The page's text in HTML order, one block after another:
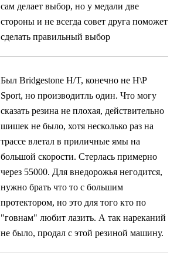
сам делает выбор, но у медали две
стороны и не всегда совет друга поможет
сделать правильный выбор
Был Bridgestone H/T, конечно не H\P
Sport, но производитль один. Что могу
сказать резина не плохая, действительно
шишек не было, хотя несколько раз на
трассе влетал в приличные ямы на
большой скорости. Стерлась примерно
через 55000. Для внедорожья негодится,
нужно брать что то с большим
протектором, но это для того кто по
"говнам" любит лазить. А так нареканий
не было, продал с этой резиной машину.